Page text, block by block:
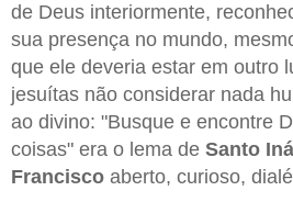
de Deus interiormente,
sua presença no mundo,
que ele deveria estar em outro
jesuítas não considerar nada
ao divino: "Busque e encontre
coisas" era o lema de Santo
Francisco aberto, curioso,